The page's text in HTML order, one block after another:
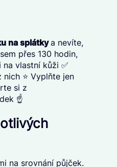
na splátkya nevíte,
přes 130 hodin,
vlastní kůži ✅
⭐ Vyplňte jen
si z
☝️
na srovnání půjček.